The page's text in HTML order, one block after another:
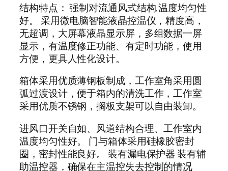
结构特点： 强制对流通风式结构,温度均匀性
好。 采用微电脑智能液晶控温仪，精度高，
无超调，大屏幕液晶显示屏，多组数据一屏
显示，有温度修正功能、有定时功能，使用
方便，更具人性化设计。
箱体采用优质薄钢板制成，工作室角采用圆
弧过渡设计，便于箱内的清洗工作，工作室
采用优质不锈钢，搁板支架可以自由装卸。
进风口开关自如、风道结构合理、工作室内
温度均匀性好。 门与箱体采用硅橡胶密封
圈，密封性能良好。 装有漏电保护器 装有辅
助温控器，确保在主温控失去控制的情况